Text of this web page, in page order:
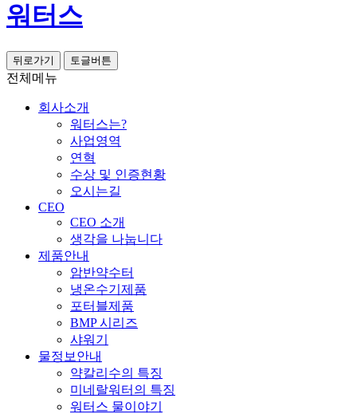
워터스
뒤로가기 토글버튼
전체메뉴
회사소개
워터스는?
사업영역
연혁
수상 및 인증현황
오시는길
CEO
CEO 소개
생각을 나눕니다
제품안내
암반약수터
냉온수기제품
포터블제품
BMP 시리즈
샤워기
물정보안내
약칼리수의 특징
미네랄워터의 특징
워터스 물이야기